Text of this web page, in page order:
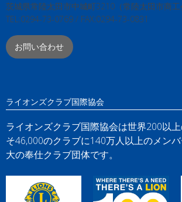
茨城県常陸太田市中城町3210（常陸太田市商工
TEL:0294-73-0769 / FAX:0294-73-0831
お問い合わせ
ライオンズクラブ国際協会
ライオンズクラブ国際協会は世界200以
そ46,000のクラブに140万人以上のメン
大の奉仕クラブ団体です。